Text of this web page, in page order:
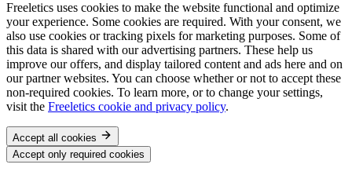
Freeletics uses cookies to make the website functional and optimize
your experience. Some cookies are required. With your consent, we
also use cookies or tracking pixels for marketing purposes. Some of
this data is shared with our advertising partners. These help us
improve our offers, and display tailored content and ads here and on
our partner websites. You can choose whether or not to accept these
non-required cookies. To learn more, or to change your settings,
visit the Freeletics cookie and privacy policy.
Accept all cookies
Accept only required cookies